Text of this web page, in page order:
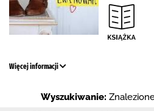
Więcej informacji
Wyszukiwanie: